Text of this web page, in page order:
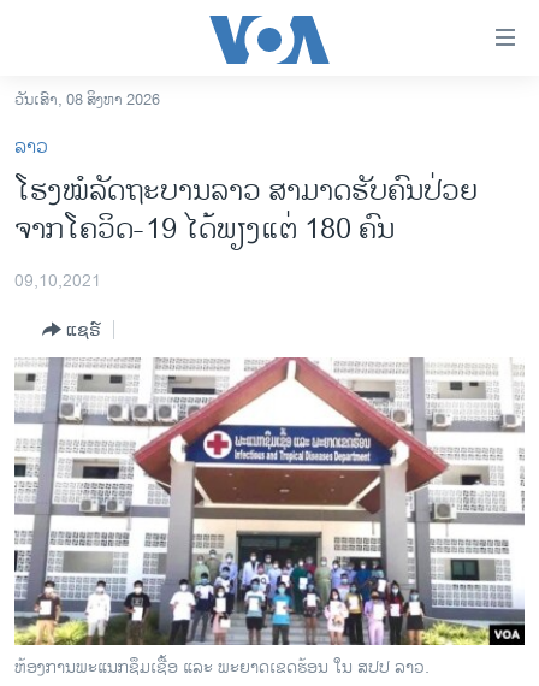
ເຂົ້າ
ຫາ
ຂ້າມ
ຂ້າມ
ຂ້າມ
ຫາ
ລາວ
ອາເມຣິກາ
ການເລືອກຕັ້ງ ປະທານາທີບໍດີ ສະຫະລັດ 2024
ຂ່າວ​ຈີນ
ໂລກ
ເອເຊຍ
ອິດສະຫຼະພາບດ້ານການຂ່າວ
ຊີວິດຊາວລາວ
ຊຸມຊົນຊາວລາວ
ວິທະຍາສາດ-ເທັກໂນໂລຈີ
ທຸລະກິດ
ພາສາອັງກິດ
ວັນເສົາ, 08 ສິງຫາ 2026
ລາວ
ໂຮງໝໍລັດຖະບານລາວ ສາມາດຮັບຄົນປ່ວຍ
ຈາກໂຄວິດ-19 ໄດ້ພຽງແຕ່ 180 ຄົນ
09,10,2021
ແຊຣ໌
ຫ້ອງການພະແນກຊຶມເຊື້ອ ແລະ ພະຍາດເຂດຮ້ອນ ໃນ ສປປ ລາວ.